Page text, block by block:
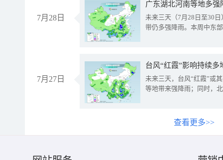
7月28日
广东湖北河南等地多
未来三天（7月28日至30
带仍多强降雨。本周中东
7月27日
台风“红霞”影响持续
未来三天，台风“红霞”或
等地带来强降雨；同时，
查看更多>>